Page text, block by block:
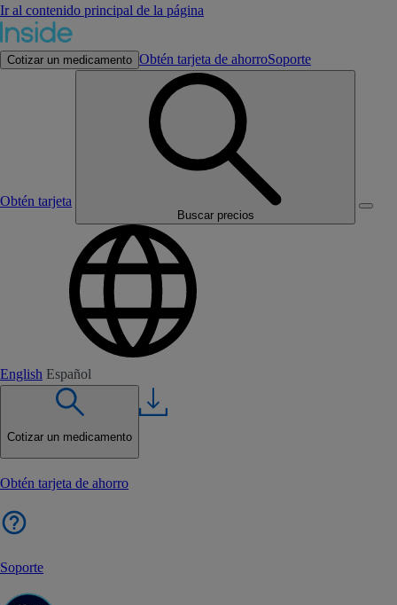
Ir al contenido principal de la página
Cotizar un medicamento Obtén tarjeta de ahorroSoporte
Obtén tarjeta
Buscar precios
English Español
Cotizar un medicamento
Obtén tarjeta de ahorro
Soporte